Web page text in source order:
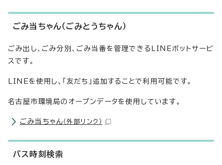
ごみ当ちゃん（ごみとうちゃん）
ごみ出し、ごみ分別、ごみ当番を管理できるLINEボットサービ
スです。
LINEを使用し、「友だち」追加することで利用可能です。
名古屋市環境局のオープンデータを使用しています。
ごみ当ちゃん （外部リンク）
バス時刻検索